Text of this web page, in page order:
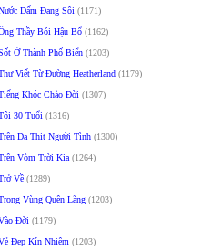
Dấm Ðang Sôi (1171)
Thầy Bói Hậu Bổ (1162)
Ở Thành Phố Biển (1203)
Viết Từ Ðường Heatherland (1179)
Khóc Chào Đời (1307)
30 Tuổi (1316)
Da Thịt Người Tình (1300)
Vòm Trời Kia (1264)
Về (1289)
Vùng Quên Lãng (1203)
Đời (1179)
Đẹp Kín Nhiệm (1203)